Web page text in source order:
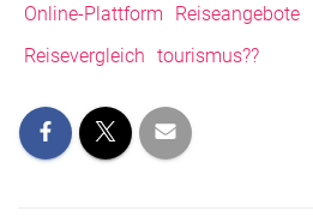
Online-Plattform
Reiseangebote
Reisevergleich tourismus??